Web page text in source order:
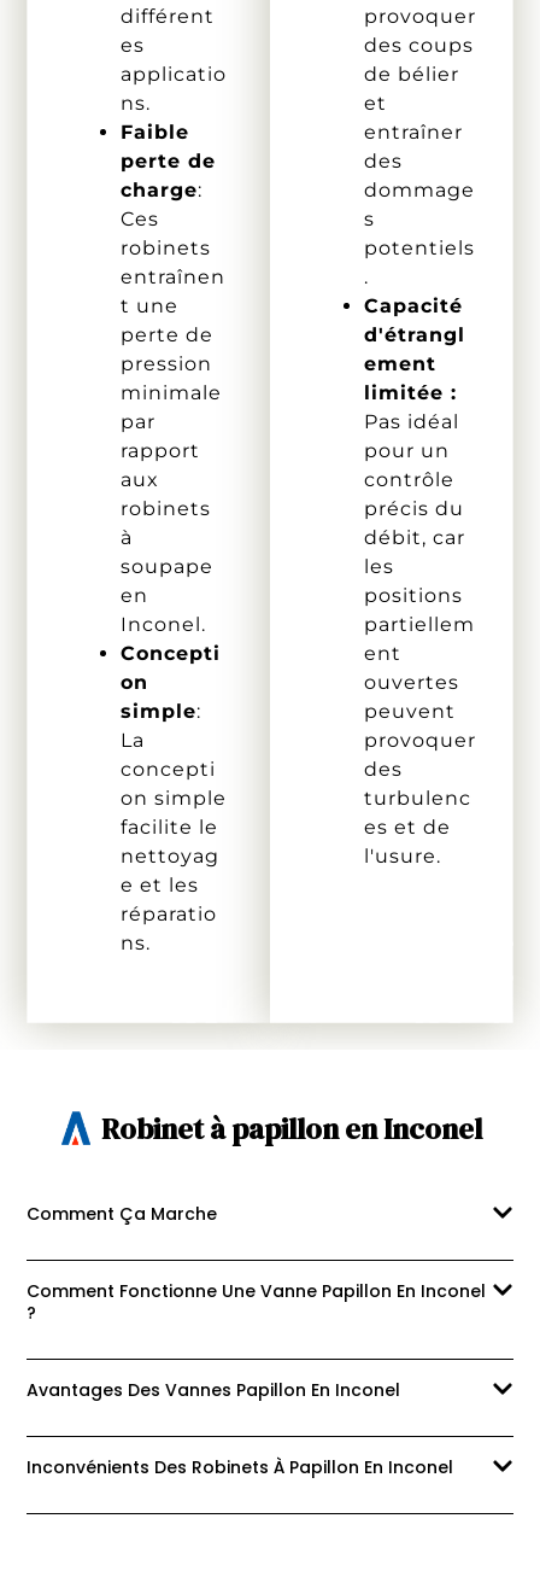
différent
es
applicatio
ns.
Faible
perte de
charge:
Ces
robinets
entraînen
t une
perte de
pression
minimale
par
rapport
aux
robinets
à
soupape
en
Inconel.
Concepti
on
simple:
La
concepti
on simple
facilite le
nettoyag
e et les
réparatio
ns.
provoquer
des coups
de bélier
et
entraîner
des
dommage
s
potentiels
.
Capacité
d'étrangl
ement
limitée :
Pas idéal
pour un
contrôle
précis du
débit, car
les
positions
partiellem
ent
ouvertes
peuvent
provoquer
des
turbulenc
es et de
l'usure.
Robinet à papillon en Inconel
Comment Ça Marche
Comment Fonctionne Une Vanne Papillon En Inconel
?
Avantages Des Vannes Papillon En Inconel
Inconvénients Des Robinets À Papillon En Inconel